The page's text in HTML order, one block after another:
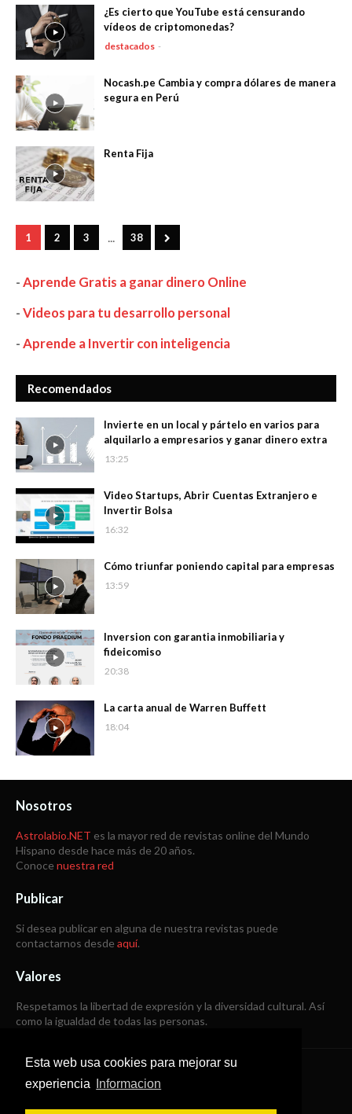
Esta web usa cookies para mejorar su
experiencia
Informacion
¿Es cierto que YouTube está censurando
vídeos de criptomonedas?
destacados -
Nocash.pe Cambia y compra dólares de manera
segura en Perú
Renta Fija
1 2 3 ... 38
-Aprende Gratis a ganar dinero Online
-Videos para tu desarrollo personal
-Aprende a Invertir con inteligencia
Recomendados
Invierte en un local y pártelo en varios para
alquilarlo a empresarios y ganar dinero extra
13:25
Video Startups, Abrir Cuentas Extranjero e
Invertir Bolsa
16:32
Cómo triunfar poniendo capital para empresas
13:59
Inversion con garantia inmobiliaria y
fideicomiso
20:38
La carta anual de Warren Buffett
18:04
Nosotros
Astrolabio.NET es la mayor red de revistas online del Mundo
Hispano desde hace más de 20 años.
Conoce nuestra red
Publicar
Si desea publicar en alguna de nuestra revistas puede
contactarnos desde aquí.
Valores
Respetamos la libertad de expresión y la diversidad cultural. Así
como la igualdad de todas las personas.
Copyright © 1998 -